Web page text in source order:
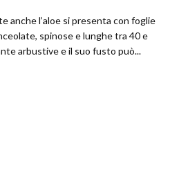
anche l’aloe si presenta con foglie
spinose e lunghe tra 40 e
arbustive e il suo fusto può...